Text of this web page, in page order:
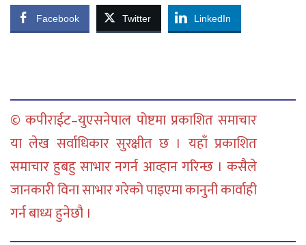
Facebook Twitter LinkedIn
© कपीराईट–युएसनेपाल पोष्टमा प्रकाशित समाचार
या लेख सर्वाधिकार सुरक्षीत छ । यहाँ प्रकाशित
समाचार हुबहु साभार नगर्न आव्हान गरिन्छ । कसैले
जानकारी विना साभार गरेको पाइएमा कानुनी कार्वाही
गर्न बाध्य हुनेछौ ।